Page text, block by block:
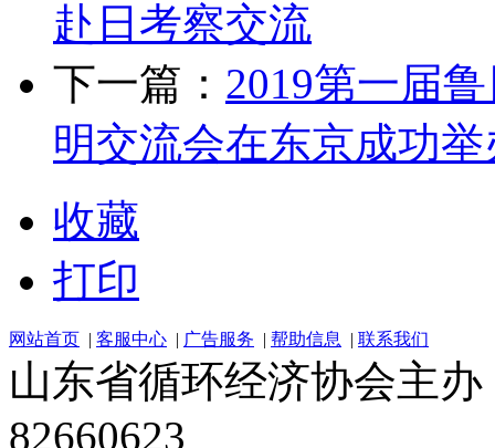
赴日考察交流
下一篇： 2019第一届
明交流会在东京成功举
收藏
打印
网站首页 | 客服中心 | 广告服务 | 帮助信息 | 联系我们
山东省循环经济协会主办
82660623